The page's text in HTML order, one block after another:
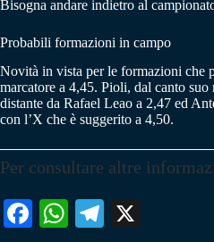
Bisogna andare indietro al
Probabili formazioni in campo
Novità in vista per le formazioni che
marcatore a 4,45. Pioli, dal canto
distante da Rafael Leao a 2,47 ed
con l’X che è suggerito a 4,50.
Per consultare altre
Fa W
Te